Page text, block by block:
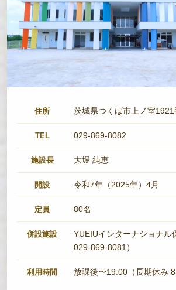
住所 茨城県つくば市上ノ室1921
TEL 029-869-8082
施設長 大堀 純恵
開設 令和7年（2025年）4月
定員 80名
併設施設
YUEIUインターナショナル
029-869-8081）
利用時間 放課後〜19:00（長期休み